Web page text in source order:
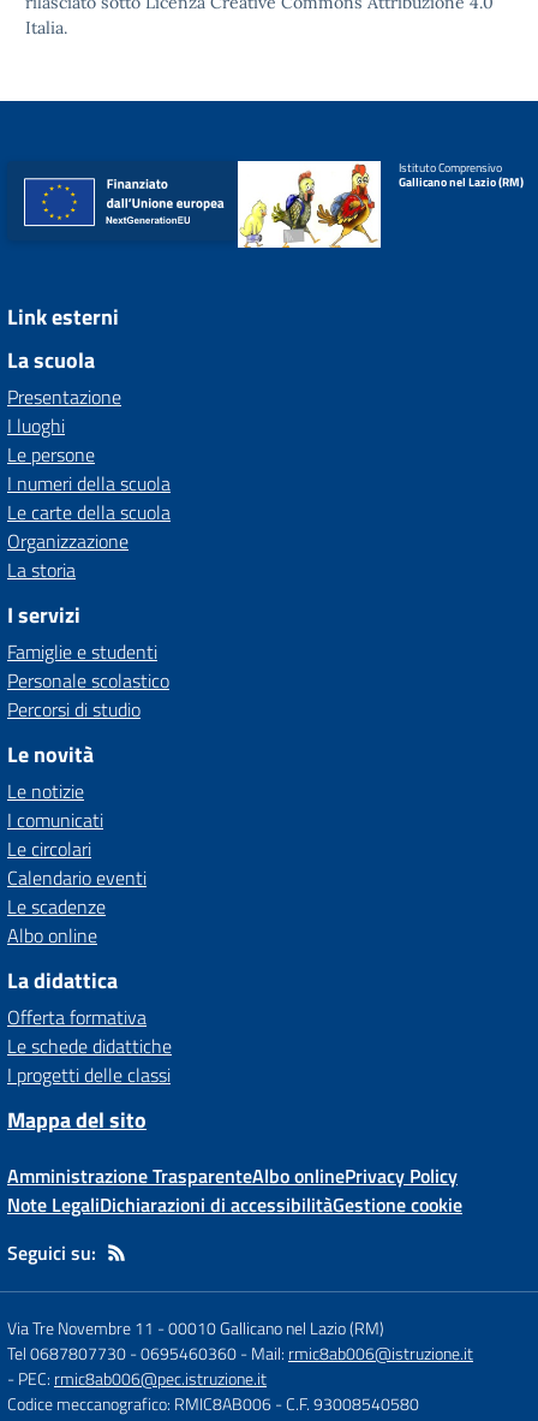
Italia.
Istituto Comprensivo
Gallicano nel Lazio (RM)
Link esterni
La scuola
Presentazione
I luoghi
Le persone
I numeri della scuola
Le carte della scuola
Organizzazione
La storia
I servizi
Famiglie e studenti
Personale scolastico
Percorsi di studio
Le novità
Le notizie
I comunicati
Le circolari
Calendario eventi
Le scadenze
Albo online
La didattica
Offerta formativa
Le schede didattiche
I progetti delle classi
Mappa del sito
Amministrazione TrasparenteAlbo onlinePrivacy Policy
Note LegaliDichiarazioni di accessibilitàGestione cookie
Seguici su:
Via Tre Novembre 11 -00010 Gallicano nel Lazio (RM)
Tel 0687807730 - 0695460360- Mail: rmic8ab006@istruzione.it
- PEC: rmic8ab006@pec.istruzione.it
Codice meccanografico: RMIC8AB006- C.F. 93008540580